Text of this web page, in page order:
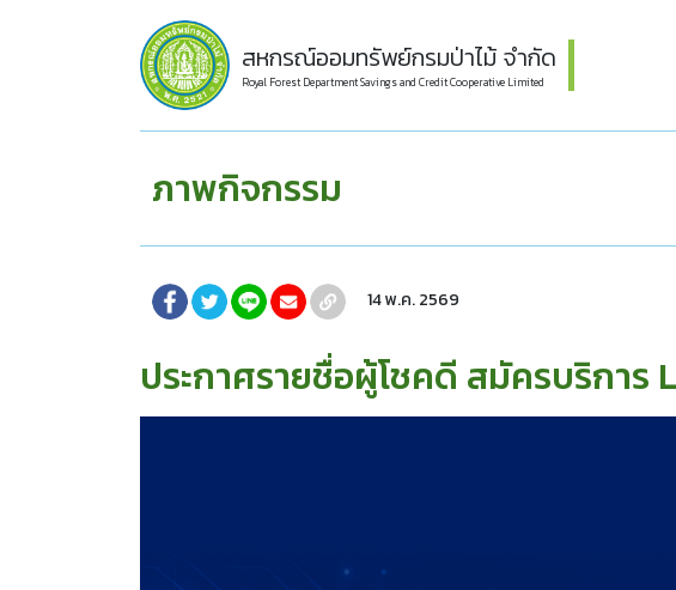
สหกรณ์ออมทรัพย์กรมป่าไม้ จำกัด
Royal Forest Department Savings and Credit Cooperative Limited
ภาพกิจกรรม
14 พ.ค. 2569
ประกาศรายชื่อผู้โชคดี สมัครบริการ